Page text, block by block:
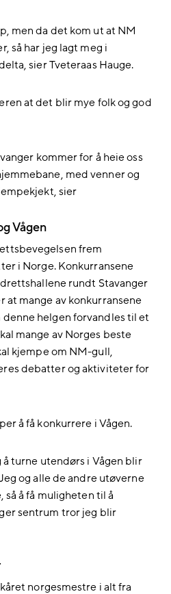
men da det kom ut at NM
så har jeg lagt meg i
sier Tveteraas Hauge.
at det blir mye folk og god
kommer for å heie oss
med venner og
sier
Vågen
frem
i Norge. Konkurransene
rundt Stavanger
at mange av konkurransene
denne helgen forvandles til et
mange av Norges beste
kjempe om NM-gull,
debatter og aktiviteter for
å få konkurrere i Vågen.
å turne utendørs i Vågen blir
og alle de andre utøverne
å få muligheten til å
sentrum tror jeg blir
norgesmestre i alt fra